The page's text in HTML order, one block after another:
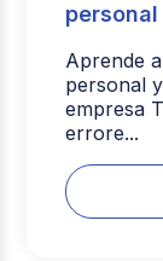
Aprende
personal
empresa
errore...